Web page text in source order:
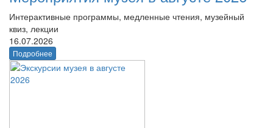
Интерактивные программы, медленные чтения, музейный
квиз, лекции
16.07.2026
Подробнее